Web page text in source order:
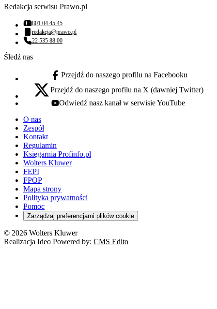
Redakcja serwisu Prawo.pl
Numer telefonu:
801 04 45 45
Adres email:
redakcja@prawo.pl
Numer telefonu:
22 535 88 00
Śledź nas
facebook - otwiera się w nowej karcie
Przejdź do naszego profilu na Facebooku
x - otwiera się w nowej karcie
Przejdź do naszego profilu na X (dawniej Twitter)
youtube - otwiera się w nowej karcie
Odwiedź nasz kanał w serwisie YouTube
O nas
Zespół
Kontakt
Regulamin
Księgarnia Profinfo.pl
Wolters Kluwer
FEPI
FPOP
Mapa strony
Polityka prywatności
Pomoc
Zarządzaj preferencjami plików cookie
© 2026 Wolters Kluwer
Realizacja Ideo Powered by: CMS Edito